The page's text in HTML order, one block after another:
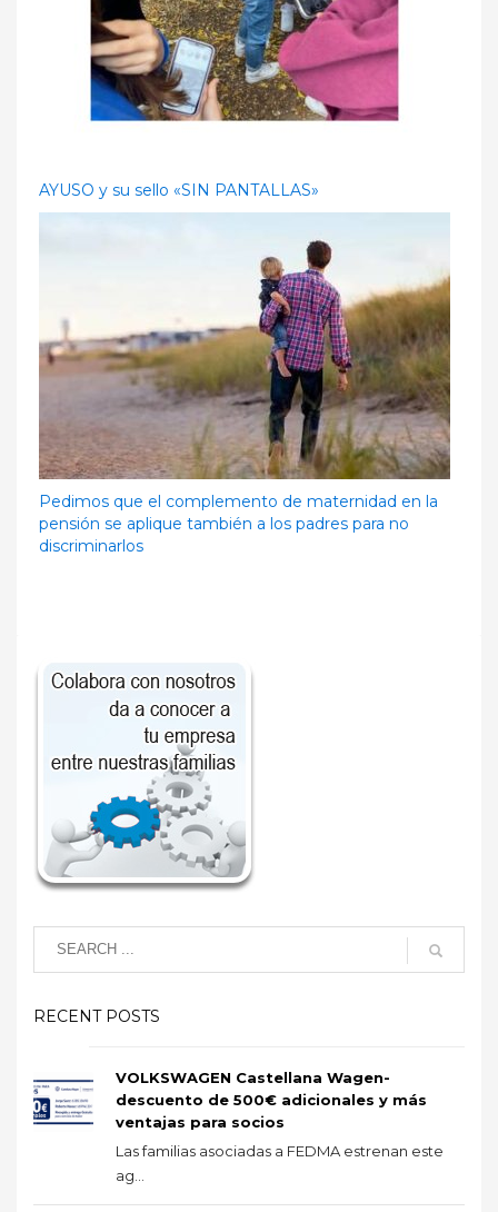
AYUSO y su sello «SIN PANTALLAS»
Pedimos que el complemento de maternidad en la
pensión se aplique también a los padres para no
discriminarlos
RECENT POSTS
VOLKSWAGEN Castellana Wagen-
descuento de 500€ adicionales y más
ventajas para socios
Las familias asociadas a FEDMA estrenan este
ag...